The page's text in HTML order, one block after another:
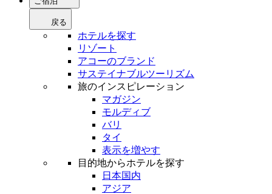
戻る
ホテルを探す
リゾート
アコーのブランド
サステイナブルツーリズム
旅のインスピレーション
マガジン
モルディブ
バリ
タイ
表示を増やす
目的地からホテルを探す
日本国内
アジア